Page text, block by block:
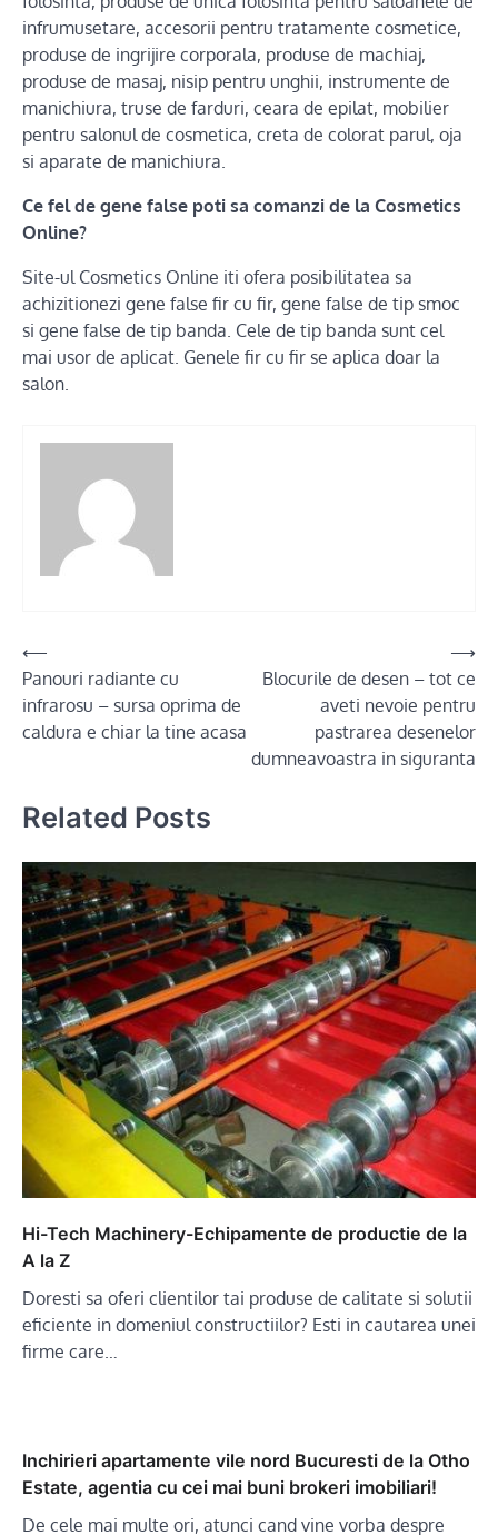
infrumusetare, accesorii pentru tratamente cosmetice,
produse de ingrijire corporala, produse de machiaj,
produse de masaj, nisip pentru unghii, instrumente de
manichiura, truse de farduri, ceara de epilat, mobilier
pentru salonul de cosmetica, creta de colorat parul, oja
si aparate de manichiura.
Ce fel de gene false poti sa comanzi de la Cosmetics
Online?
Site-ul Cosmetics Online iti ofera posibilitatea sa
achizitionezi gene false fir cu fir, gene false de tip smoc
si gene false de tip banda. Cele de tip banda sunt cel
mai usor de aplicat. Genele fir cu fir se aplica doar la
salon.
Post
navigation
⟵
Panouri radiante cu
infrarosu – sursa oprima de
caldura e chiar la tine acasa
Blocurile de desen – tot ce
aveti nevoie pentru
pastrarea desenelor
dumneavoastra in siguranta
⟶
Related Posts
Hi-Tech Machinery-Echipamente de productie de la
A la Z
Doresti sa oferi clientilor tai produse de calitate si solutii
eficiente in domeniul constructiilor? Esti in cautarea unei
firme care…
Inchirieri apartamente vile nord Bucuresti de la Otho
Estate, agentia cu cei mai buni brokeri imobiliari!
De cele mai multe ori, atunci cand vine vorba despre